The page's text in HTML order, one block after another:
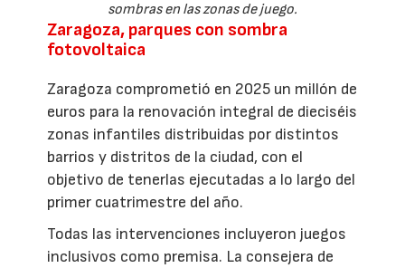
sombras en las zonas de juego.
Zaragoza, parques con sombra
fotovoltaica
Zaragoza comprometió en 2025 un millón de
euros para la renovación integral de dieciséis
zonas infantiles distribuidas por distintos
barrios y distritos de la ciudad, con el
objetivo de tenerlas ejecutadas a lo largo del
primer cuatrimestre del año.
Todas las intervenciones incluyeron juegos
inclusivos como premisa. La consejera de